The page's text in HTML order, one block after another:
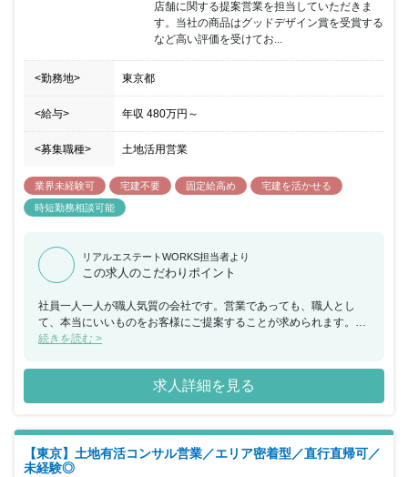
店舗に関する提案営業を担当していただきま
す。当社の商品はグッドデザイン賞を受賞する
など高い評価を受けてお...
<勤務地> 東京都
<給与> 年収 480万円 ～
<募集職種> 土地活用営業
業界未経験可 宅建不要 固定給高め
宅建を活かせる
時短勤務相談可能
リアルエステートWORKS担当者より
この求人のこだわりポイント
社員一人一人が職人気質の会社です。営業であっても、職人とし
て、本当にいいものをお客様にご提案することが求められます。本
当にいい商品をお客様に提案したい方におすすめの求人です。
続きを読む >
求人詳細を見る
【東京】土地有活コンサル営業／エリア密着型／直行直帰可／
未経験◎